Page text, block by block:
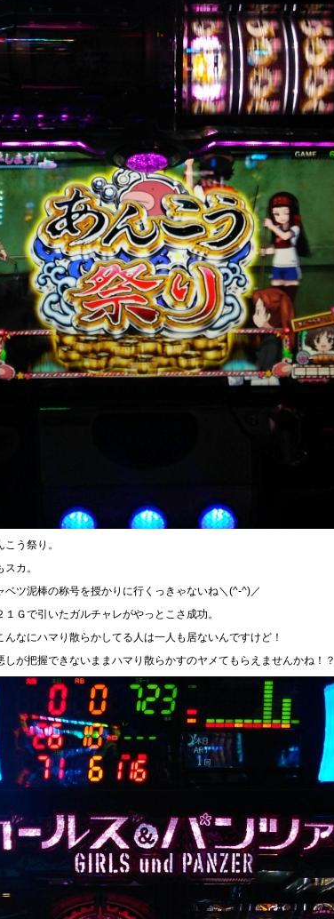
う祭り。
カ。
ベツ泥棒の称号を授かりに行くっきゃないね＼(^-^)／
１Ｇで引いたガルチャレがやっとこさ成功。
んなにハマり散らかしてる人は一人も居ないんですけど！
しが把握できないままハマり散らかすのヤメてもらえませんかね！？